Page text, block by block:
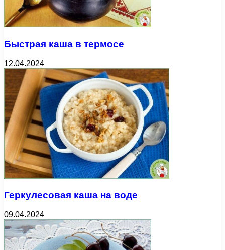
Быстрая каша в термосе
12.04.2024
Геркулесовая каша на воде
09.04.2024